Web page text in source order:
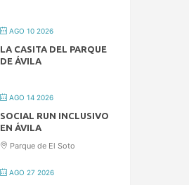
AGO 10 2026
LA CASITA DEL PARQUE
DE ÁVILA
AGO 14 2026
SOCIAL RUN INCLUSIVO
EN ÁVILA
Parque de El Soto
AGO 27 2026